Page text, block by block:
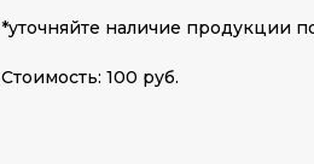
*уточняйте наличие продукции
Стоимость: 100 руб.